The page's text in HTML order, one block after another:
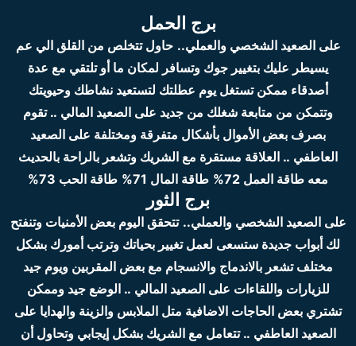
برج الحمل
على الصعيد الشخصي والعملي.. حاول تتخلص من القلق الي عم
يسيطر عليك بتغيير جوك وتسافر لمكان ما أو تلتقي مع عدة
أصدقاء ممكن تستغل يوم عطلتك لتستعيد نشاطك وحيويتك
وتتمكن من متابعة شغلك من جديد على الصعيد المالي .. تقوم
بصرف بعض الأموال بأشكال متفرقة ومختلفة على الصعيد
العاطفي .. العلاقة مستقرة مع الشريك وتشعر بالراحة بالحديث
معه طاقة العمل 72% طاقة المال 71% طاقة الحب 73%
برج الثور
على الصعيد الشخصي والعملي.. تتحقق اليوم بعض الأمنيات وتنفتح
لك أبواب جديدة ستسعى لعمل تغيير بحياتك وترتب أمورك بشكل
مختلف تشعر بالاندماج والانسجام مع بعض المقربين ويوم جيد
للزيارات واللقاءات على الصعيد المالي .. الوضع جيد وممكن
تشتري بعض الحاجات الاضافية متل الملابس والزينة والهدايا على
الصعيد العاطفي .. تتعامل مع الشريك بشكل إيجابي وتحاول أن